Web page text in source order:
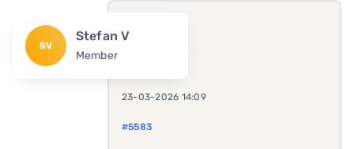
SV
Stefan V
Member
23-03-2026 14:09
#5583